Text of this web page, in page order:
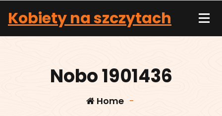
content
Kobiety na szczytach
Nobo 1901436
Home -